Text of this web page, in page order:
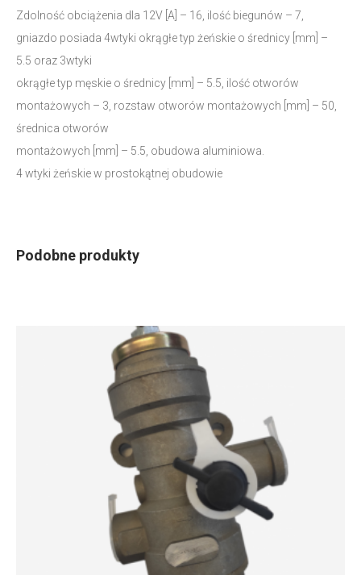
Zdolność obciążenia dla 12V [A] – 16, ilość biegunów – 7,
gniazdo posiada 4wtyki okrągłe typ żeńskie o średnicy [mm] –
5.5 oraz 3wtyki
okrągłe typ męskie o średnicy [mm] – 5.5, ilość otworów
montażowych – 3, rozstaw otworów montażowych [mm] – 50,
średnica otworów
montażowych [mm] – 5.5, obudowa aluminiowa.
4 wtyki żeńskie w prostokątnej obudowie
Podobne produkty